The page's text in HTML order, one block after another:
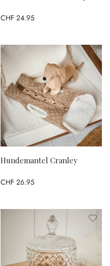
CHF 24.95
Hundemantel Cranley
CHF 26.95